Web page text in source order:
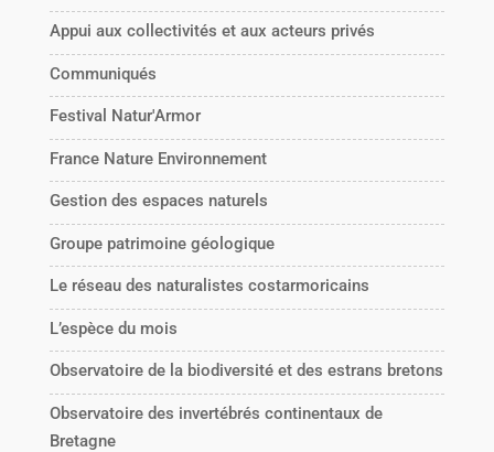
Appui aux collectivités et aux acteurs privés
Communiqués
Festival Natur'Armor
France Nature Environnement
Gestion des espaces naturels
Groupe patrimoine géologique
Le réseau des naturalistes costarmoricains
L’espèce du mois
Observatoire de la biodiversité et des estrans bretons
Observatoire des invertébrés continentaux de
Bretagne